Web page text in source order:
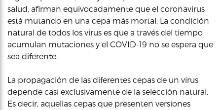
salud, afirman equivocadamente que el coronavirus
está mutando en una cepa más mortal. La condición
natural de todos los virus es que a través del tiempo
acumulan mutaciones y el COVID-19 no se espera que
sea diferente.
La propagación de las diferentes cepas de un virus
depende casi exclusivamente de la selección natural.
Es decir, aquellas cepas que presenten versiones